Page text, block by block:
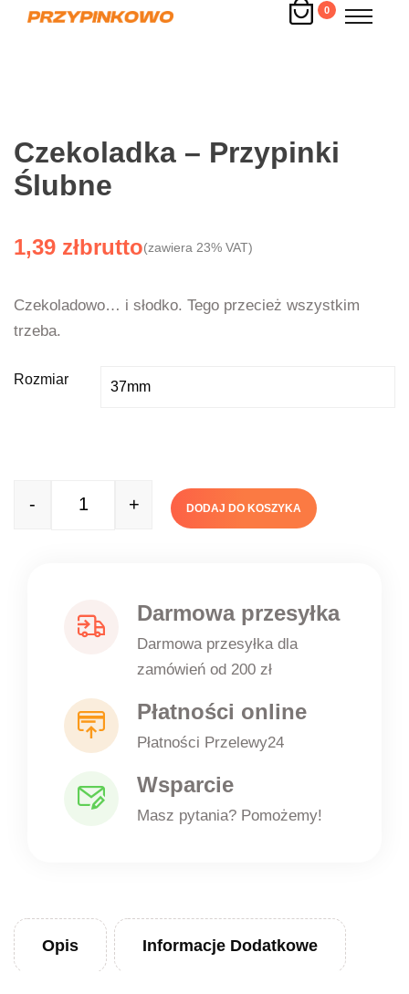
0
Czekoladka – Przypinki
Ślubne
1,39 zł (zawiera 23% VAT)
Czekoladowo… i słodko. Tego przecież wszystkim
trzeba.
Rozmiar
Quantity
- + DODAJ DO KOSZYKA
Darmowa przesyłka
Darmowa przesyłka dla
zamówień od 200 zł
Płatności online
Płatności Przelewy24
Wsparcie
Masz pytania? Pomożemy!
Opis Informacje Dodatkowe